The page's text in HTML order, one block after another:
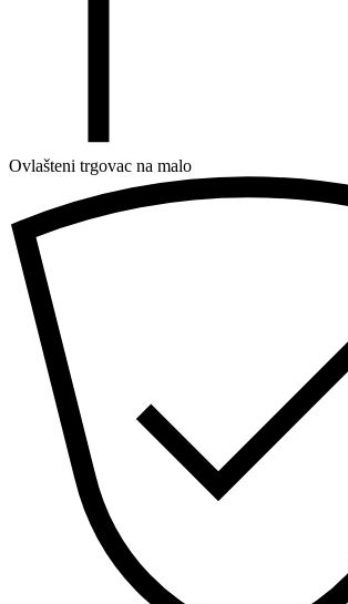
Ovlašteni trgovac na malo